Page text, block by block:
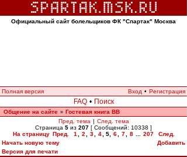
Официальный сайт болельщиков ФК "Спартак" Москва
Полная версия Вход • Регистрация
FAQ • Поиск
Общение на сайте » Гостевая книга ВВ
Пред. тема | След. тема
Страница 5 из 207 [ Сообщений: 10338 ]
На страницу Пред. 1 2 3 4 5, 6 7 8 207
След.
Начать новую тему
Добавить
Версия для печати